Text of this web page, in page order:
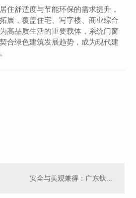
住舒适度与节能环保的需求提升，
展，覆盖住宅、写字楼、商业综合
高品质生活的重要载体，系统门窗
合绿色建筑发展趋势，成为现代建